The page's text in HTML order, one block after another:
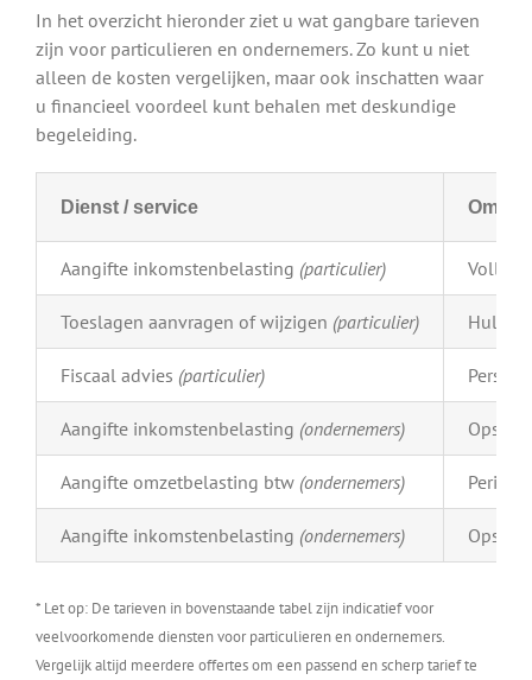
In het overzicht hieronder ziet u wat gangbare tarieven
zijn voor particulieren en ondernemers. Zo kunt u niet
alleen de kosten vergelijken, maar ook inschatten waar
u financieel voordeel kunt behalen met deskundige
begeleiding.
Dienst / service
Aangifte inkomstenbelasting (particulier)
Toeslagen aanvragen of wijzigen (particulier) Hulp
Fiscaal advies (particulier)
Aangifte inkomstenbelasting (ondernemers)
Aangifte omzetbelasting btw (ondernemers)
Aangifte inkomstenbelasting (ondernemers)
* Let op: De tarieven in bovenstaande tabel zijn indicatief voor
veelvoorkomende diensten voor particulieren en ondernemers.
Vergelijk altijd meerdere offertes om een passend en scherp tarief te